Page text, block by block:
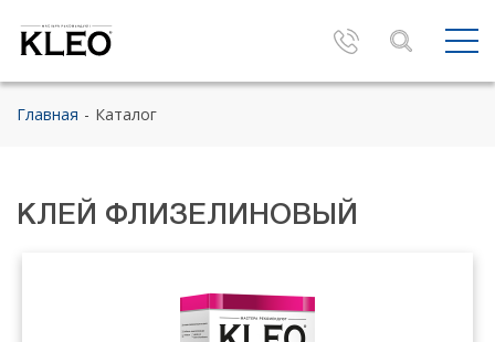
Главная Каталог
КЛЕЙ ФЛИЗЕЛИНОВЫЙ